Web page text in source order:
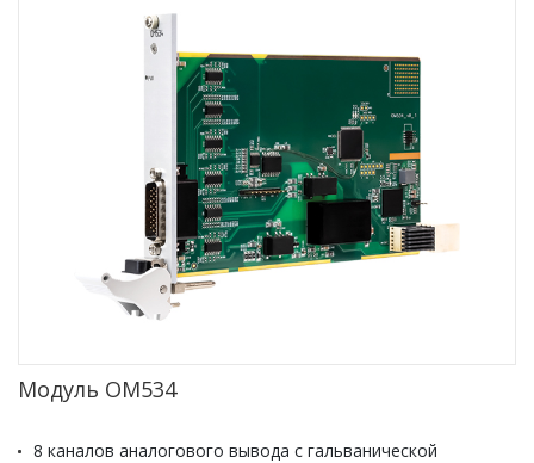
Модуль ОМ534
8 каналов аналогового вывода с гальванической